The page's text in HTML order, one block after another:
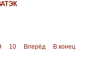
10 Вперёд
В конец